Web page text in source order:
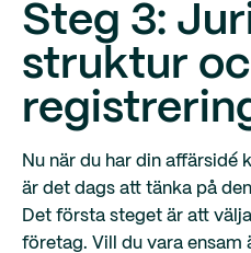
Steg 3:
struktur
Nu när du har din affärsidé
är det dags att tänka på
Det första steget är att
företag. Vill du vara ensam